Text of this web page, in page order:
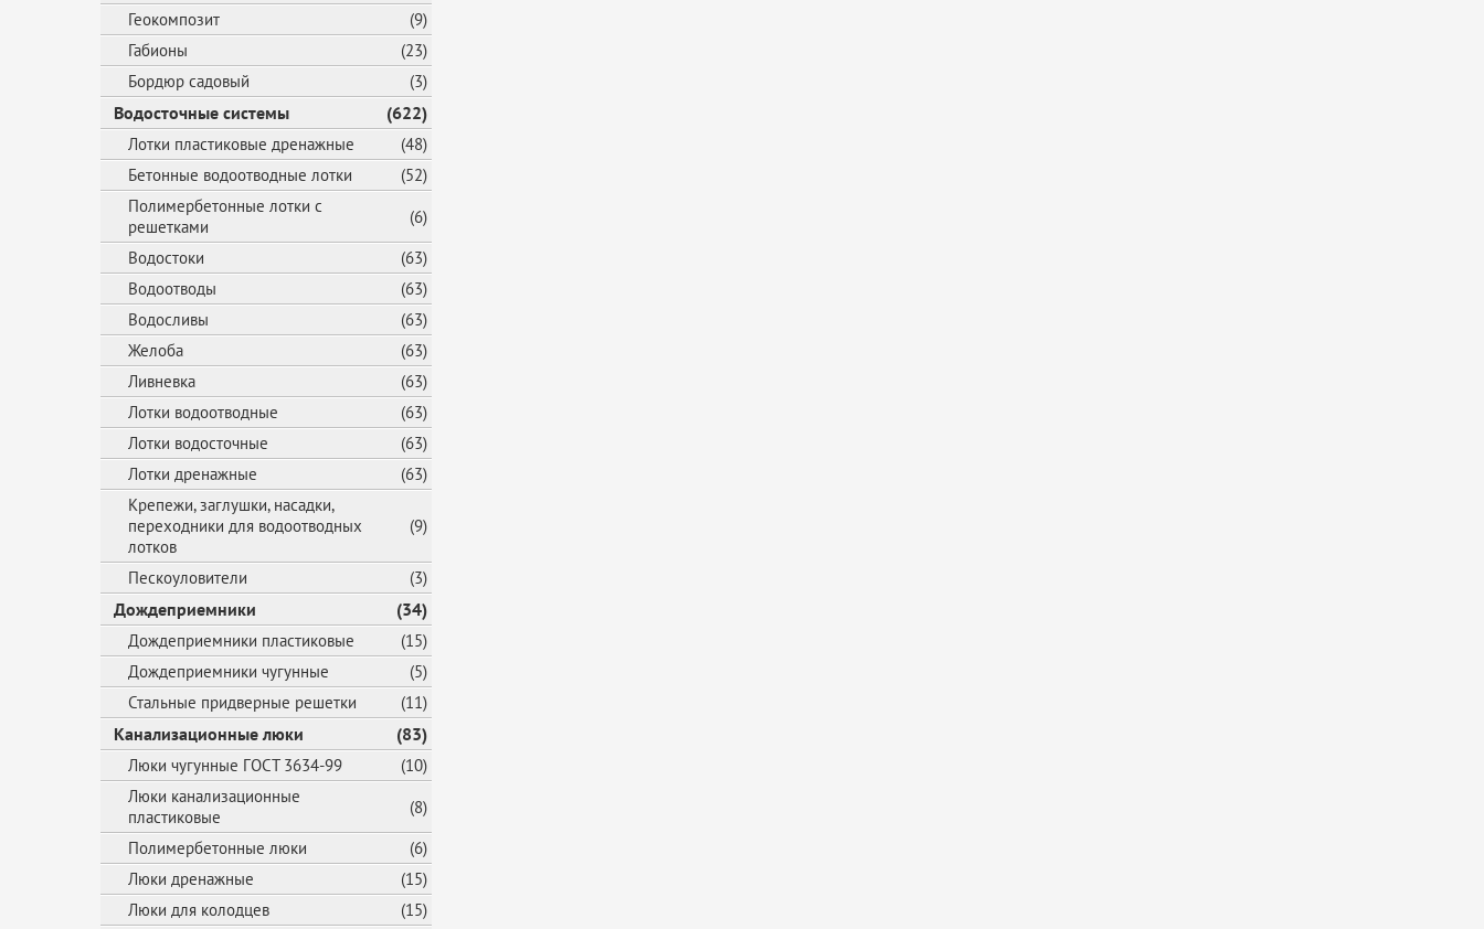
Геокомпозит
(9)
Габионы
(23)
Бордюр садовый
(3)
Водосточные системы (622)
Лотки пластиковые дренажные
(48)
Бетонные водоотводные лотки
(52)
Полимербетонные лотки с
решетками
(6)
Водостоки
(63)
Водоотводы
(63)
Водосливы
(63)
Желоба
(63)
Ливневка
(63)
Лотки водоотводные
(63)
Лотки водосточные
(63)
Лотки дренажные
(63)
Крепежи, заглушки, насадки,
переходники для водоотводных
лотков
(9)
Пескоуловители (3)
Дождеприемники (34)
Дождеприемники пластиковые
(15)
Дождеприемники чугунные
(5)
Стальные придверные решетки
(11)
Канализационные люки (83)
Люки чугунные ГОСТ 3634-99
(10)
Люки канализационные
пластиковые
(8)
Полимербетонные люки
(6)
Люки дренажные
(15)
Люки для колодцев
(15)